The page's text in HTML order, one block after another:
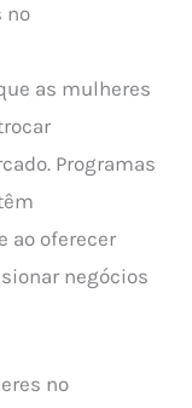
no
as mulheres
Programas
ao oferecer
negócios
no